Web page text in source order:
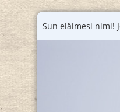
Sun eläimesi nimi!